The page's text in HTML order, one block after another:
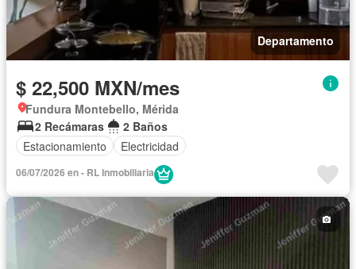
Departamento
$ 22,500 MXN/mes
Fundura Montebello, Mérida
2 Recámaras
2 Baños
Estacionamiento
Electricidad
06/07/2026 en - RL Inmobiliaria